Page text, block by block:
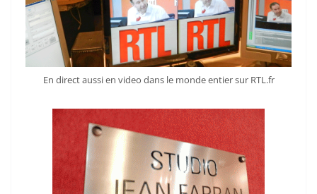
En direct aussi en video dans le monde entier sur RTL.fr